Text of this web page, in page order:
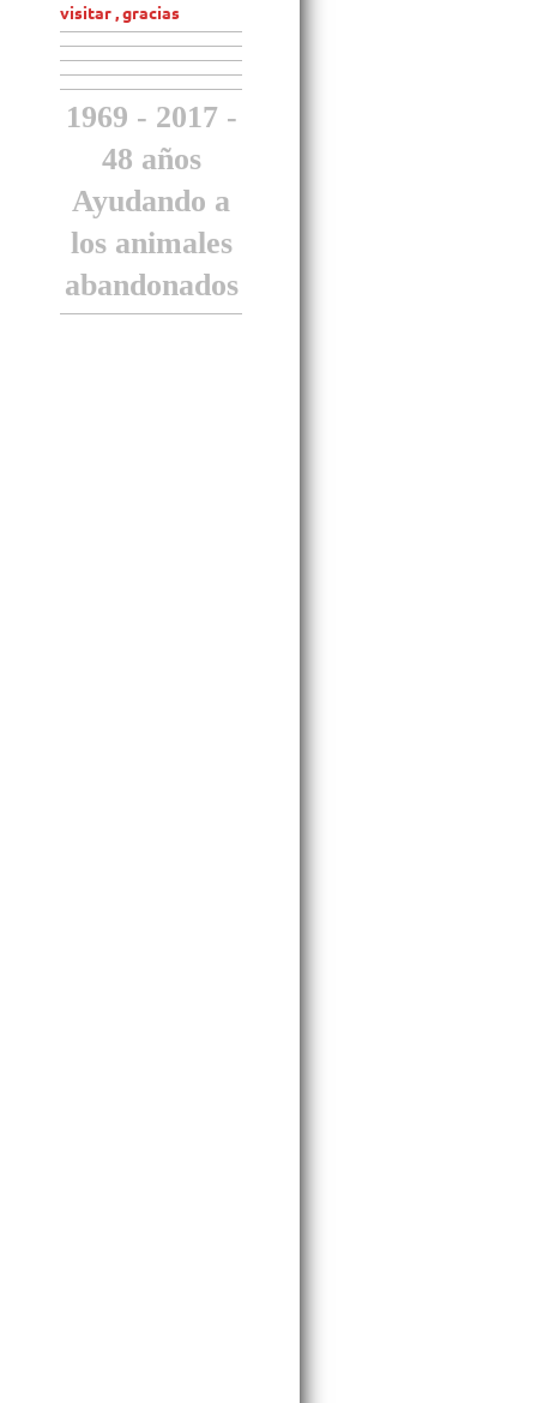
visitar , gracias
1969 - 2017 -
48 años
Ayudando a
los animales
abandonados